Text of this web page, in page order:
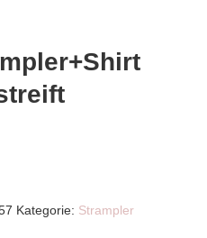
Kategorie: Strampler